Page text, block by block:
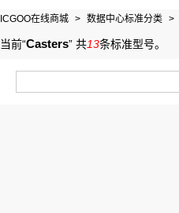
ICGOO在线商城 > 数据中心标准分类 >
当前“Casters” 共13条标准型号。